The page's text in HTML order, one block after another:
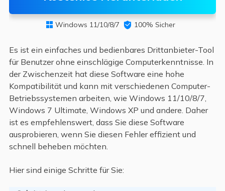
 Windows 11/10/8/7  100% Sicher
Es ist ein einfaches und bedienbares Drittanbieter-Tool
für Benutzer ohne einschlägige Computerkenntnisse. In
der Zwischenzeit hat diese Software eine hohe
Kompatibilität und kann mit verschiedenen Computer-
Betriebssystemen arbeiten, wie Windows 11/10/8/7,
Windows 7 Ultimate, Windows XP und andere. Daher
ist es empfehlenswert, dass Sie diese Software
ausprobieren, wenn Sie diesen Fehler effizient und
schnell beheben möchten.
Hier sind einige Schritte für Sie: